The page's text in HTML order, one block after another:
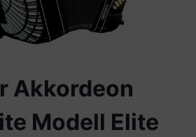
Akkordeon
Modell Elite